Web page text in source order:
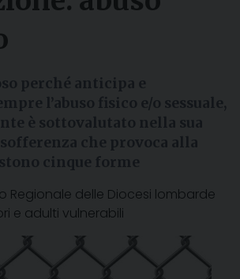
Regionale delle Diocesi lombarde
e adulti vulnerabili